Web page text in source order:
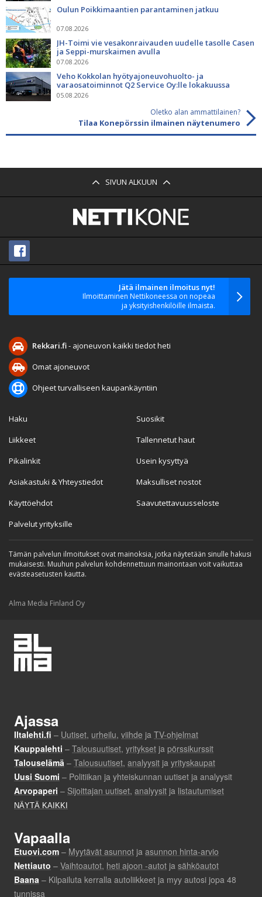
Oulun Poikkimaantien parantaminen jatkuu
07.08.2026
JH-Toimi vie vesakonraivauden uudelle tasolle Casen
ja Seppi-murskaimen avulla
07.08.2026
Veho Kokkolan hyötyajoneuvohuolto- ja
varaosatoiminnot Q2 Service Oy:lle lokakuussa
05.08.2026
Oletko alan ammattilainen?
Tilaa Konepörssin ilmainen näytenumero
SIVUN ALKUUN
Jätä ilmainen ilmoitus nyt!
Ilmoittaminen Nettikoneessa on nopeaa
ja yksityishenkilöille ilmaista.
Rekkari.fi- ajoneuvon kaikki tiedot heti
Omat ajoneuvot
Ohjeet turvalliseen kaupankäyntiin
Haku
Liikkeet
Pikalinkit
Asiakastuki & Yhteystiedot
Käyttöehdot
Palvelut yrityksille
Suosikit
Tallennetut haut
Usein kysyttyä
Maksulliset nostot
Saavutettavuusseloste
Tämän palvelun ilmoitukset ovat mainoksia, jotka näytetään sinulle hakusi
mukaisesti. Muuhun palvelun kohdennettuun mainontaan voit vaikuttaa
evästeasetusten kautta.
Alma Media Finland Oy